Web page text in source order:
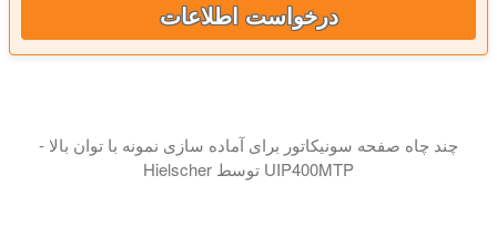
درخواست اطلاعات
چند چاه صفحه سونیکاتور برای آماده سازی نمونه با توان بالا -
UIP400MTP توسط Hielscher